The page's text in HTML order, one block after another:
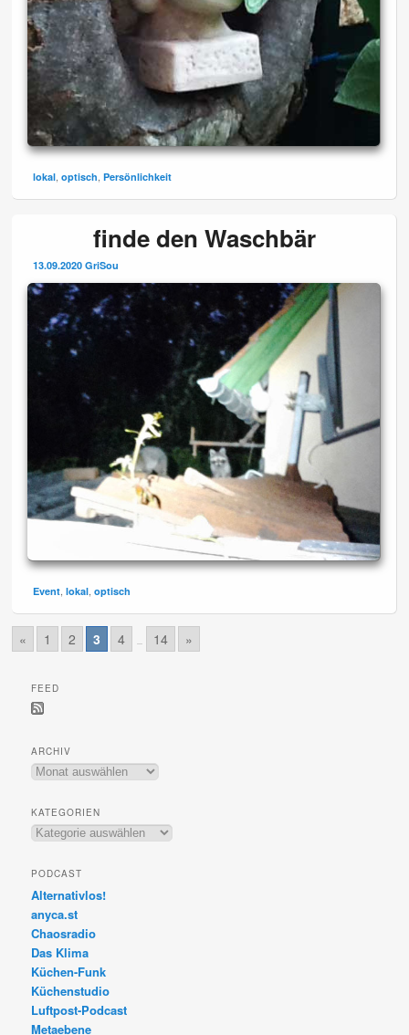
lokal ,optisch ,Persönlichkeit
finde den Waschbär
13.09.2020 GriSou
Event ,lokal ,optisch
« 1 2 3 4 … 14 »
FEED
ARCHIV
Archiv
KATEGORIEN
Kategorien
PODCAST
Alternativlos!
anyca.st
Chaosradio
Das Klima
Küchen-Funk
Küchenstudio
Luftpost-Podcast
Metaebene